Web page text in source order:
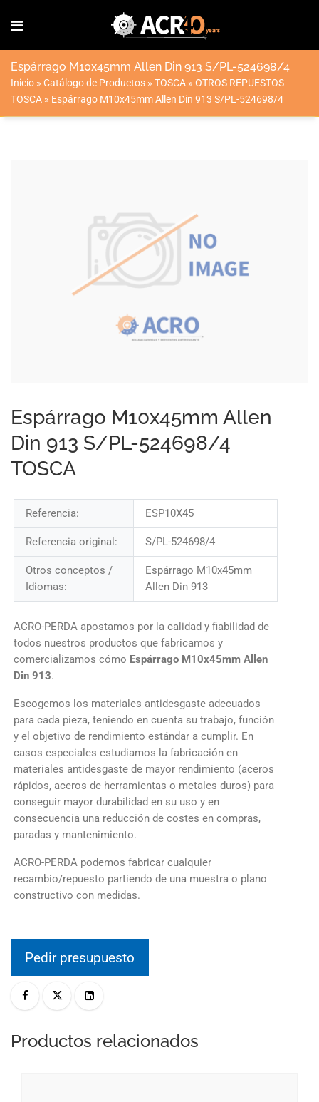
Espárrago M10x45mm Allen Din 913 S/PL-524698/4
Inicio » Catálogo de Productos » TOSCA » OTROS REPUESTOS
TOSCA » Espárrago M10x45mm Allen Din 913 S/PL-524698/4
Espárrago M10x45mm Allen
Din 913 S/PL-524698/4
TOSCA
Referencia: ESP10X45
Referencia original: S/PL-524698/4
Otros conceptos /
Idiomas:
Espárrago M10x45mm
Allen Din 913
ACRO-PERDA apostamos por la calidad y fiabilidad de
todos nuestros productos que fabricamos y
comercializamos cómo Espárrago M10x45mm Allen
Din 913.
Escogemos los materiales antidesgaste adecuados
para cada pieza, teniendo en cuenta su trabajo, función
y el objetivo de rendimiento estándar a cumplir. En
casos especiales estudiamos la fabricación en
materiales antidesgaste de mayor rendimiento (aceros
rápidos, aceros de herramientas o metales duros) para
conseguir mayor durabilidad en su uso y en
consecuencia una reducción de costes en compras,
paradas y mantenimiento.
ACRO-PERDA podemos fabricar cualquier
recambio/repuesto partiendo de una muestra o plano
constructivo con medidas.
Pedir presupuesto
Productos relacionados